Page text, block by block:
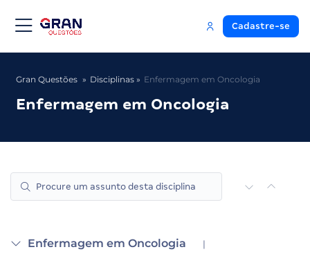
Cadastre-se
Gran Questões Disciplinas Enfermagem em Oncologia
Enfermagem em Oncologia
Enfermagem em Oncologia |